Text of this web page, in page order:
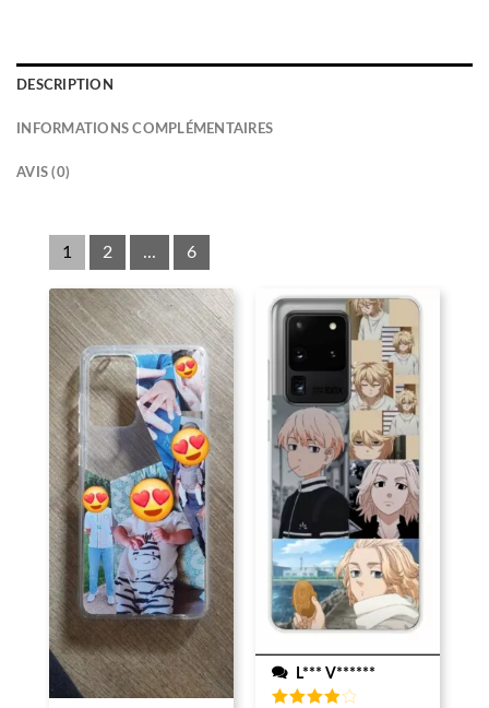
DESCRIPTION
INFORMATIONS COMPLÉMENTAIRES
AVIS (0)
1 2 ... 6
L*** V******